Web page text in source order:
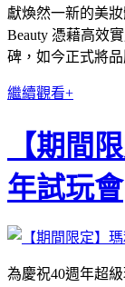
獻煥然一新的美
Beauty 憑藉高效
碑，如今正式將
繼續觀看+
【期間
年試玩會
為慶祝40週年超